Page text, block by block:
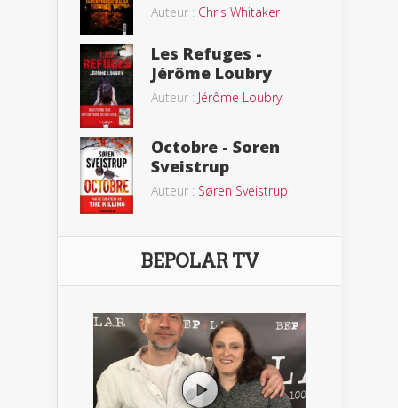
Auteur : Chris Whitaker
Les Refuges -
Jérôme Loubry
Auteur : Jérôme Loubry
Octobre - Soren
Sveistrup
Auteur : Søren Sveistrup
BEPOLAR TV